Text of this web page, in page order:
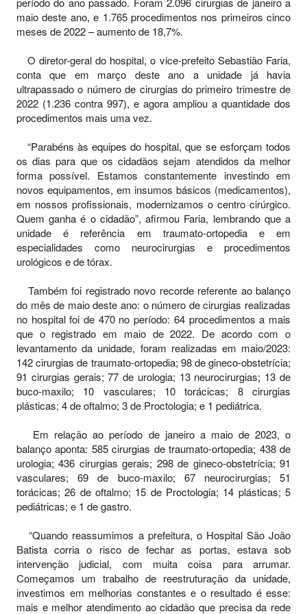
maio deste ano, e 1.765 procedimentos nos primeiros cinco
meses de 2022 – aumento de 18,7%.
O diretor-geral do hospital, o vice-prefeito Sebastião Faria,
conta que em março deste ano a unidade já havia
ultrapassado o número de cirurgias do primeiro trimestre de
2022 (1.236 contra 997), e agora ampliou a quantidade dos
procedimentos mais uma vez.
“Parabéns às equipes do hospital, que se esforçam todos
os dias para que os cidadãos sejam atendidos da melhor
forma possível. Estamos constantemente investindo em
novos equipamentos, em insumos básicos (medicamentos),
em nossos profissionais, modernizamos o centro cirúrgico.
Quem ganha é o cidadão”, afirmou Faria, lembrando que a
unidade é referência em traumato-ortopedia e em
especialidades como neurocirurgias e procedimentos
urológicos e de tórax.
Também foi registrado novo recorde referente ao balanço
do mês de maio deste ano: o número de cirurgias realizadas
no hospital foi de 470 no período: 64 procedimentos a mais
que o registrado em maio de 2022. De acordo com o
levantamento da unidade, foram realizadas em maio/2023:
142 cirurgias de traumato-ortopedia; 98 de gineco-obstetrícia;
91 cirurgias gerais; 77 de urologia; 13 neurocirurgias; 13 de
buco-maxilo; 10 vasculares; 10 torácicas; 8 cirurgias
plásticas; 4 de oftalmo; 3 de Proctologia; e 1 pediátrica.
Em relação ao período de janeiro a maio de 2023, o
balanço aponta: 585 cirurgias de traumato-ortopedia; 438 de
urologia; 436 cirurgias gerais; 298 de gineco-obstetrícia; 91
vasculares; 69 de buco-maxilo; 67 neurocirurgias; 51
torácicas; 26 de oftalmo; 15 de Proctologia; 14 plásticas; 5
pediátricas; e 1 de gastro.
“Quando reassumimos a prefeitura, o Hospital São João
Batista corria o risco de fechar as portas, estava sob
intervenção judicial, com muita coisa para arrumar.
Começamos um trabalho de reestruturação da unidade,
investimos em melhorias constantes e o resultado é esse:
mais e melhor atendimento ao cidadão que precisa da rede